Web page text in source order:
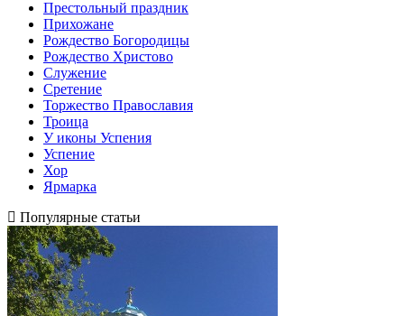
Престольный праздник
Прихожане
Рождество Богородицы
Рождество Христово
Служение
Сретение
Торжество Православия
Троица
У иконы Успения
Успение
Хор
Ярмарка
Популярные статьи